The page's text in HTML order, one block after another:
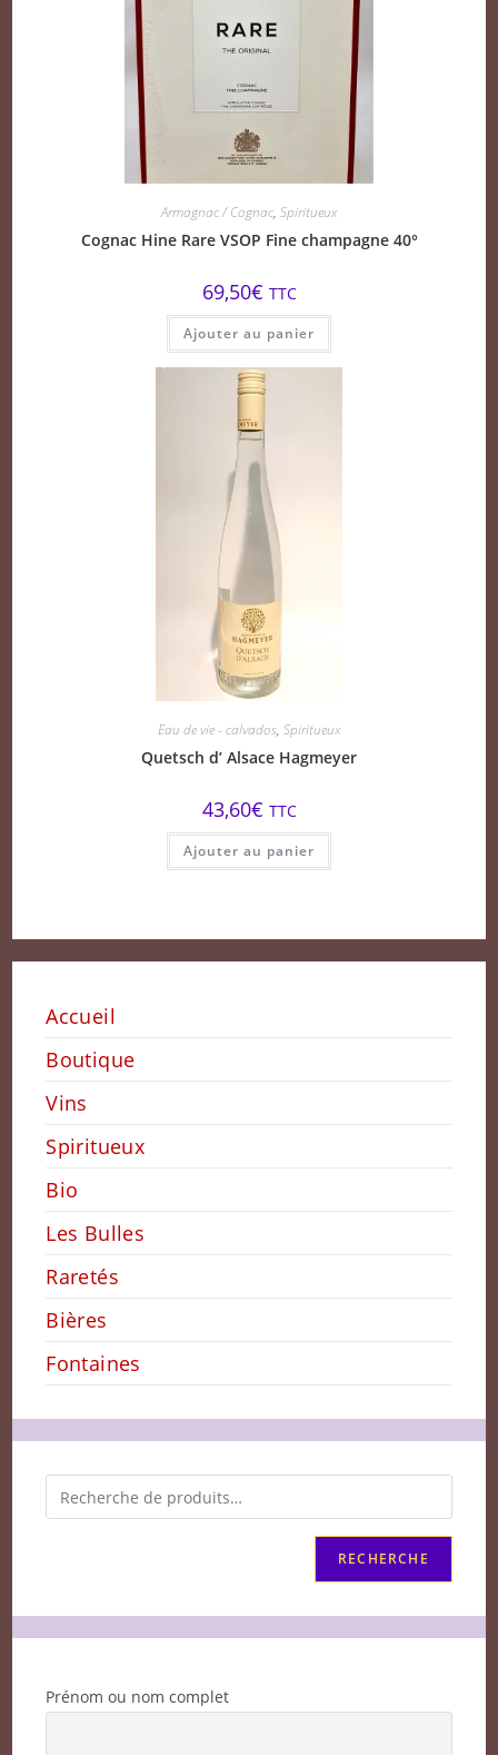
Armagnac / Cognac, Spiritueux
Cognac Hine Rare VSOP Fine champagne 40°
69,50€ TTC
Ajouter au panier
Eau de vie - calvados, Spiritueux
Quetsch d’ Alsace Hagmeyer
43,60€ TTC
Ajouter au panier
Accueil
Boutique
Vins
Spiritueux
Bio
Les Bulles
Raretés
Bières
Fontaines
RECHERCHE
Prénom ou nom complet